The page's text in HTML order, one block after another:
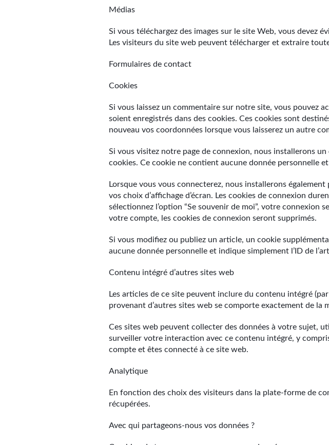
Médias
Si vous téléchargez des images sur le site Web, vous devez
Les visiteurs du site web peuvent télécharger et extraire
Formulaires de contact
Cookies
Si vous laissez un commentaire sur notre site, vous pouvez
soient enregistrés dans des cookies. Ces cookies sont
nouveau vos coordonnées lorsque vous laisserez un autre
Si vous visitez notre page de connexion, nous installerons
cookies. Ce cookie ne contient aucune donnée personnelle
Lorsque vous vous connecterez, nous installerons
vos choix d’affichage d’écran. Les cookies de connexion
sélectionnez l’option “Se souvenir de moi”, votre connexion
votre compte, les cookies de connexion seront supprimés.
Si vous modifiez ou publiez un article, un cookie
aucune donnée personnelle et indique simplement l’ID de
Contenu intégré d’autres sites web
Les articles de ce site peuvent inclure du contenu intégré
provenant d’autres sites web se comporte exactement de la
Ces sites web peuvent collecter des données à votre sujet,
surveiller votre interaction avec ce contenu intégré, y
compte et êtes connecté à ce site web.
Analytique
En fonction des choix des visiteurs dans la plate-forme de
récupérées.
Avec qui partageons-nous vos données ?